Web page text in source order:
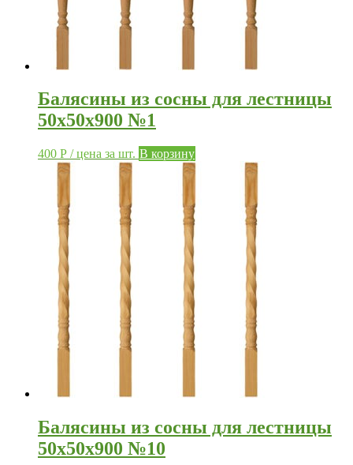
Балясины из сосны для лестницы
50х50х900 №1
400 Р / цена за шт. В корзину
Балясины из сосны для лестницы
50х50х900 №10